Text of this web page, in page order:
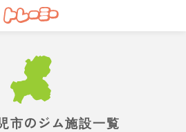
市のジム施設一覧